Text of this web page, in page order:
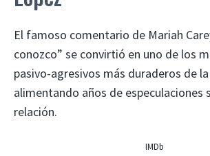
El famoso comentario de Mariah
conozco” se convirtió en uno de los
pasivo-agresivos más duraderos de
alimentando años de especulaciones
relación.
IMDb